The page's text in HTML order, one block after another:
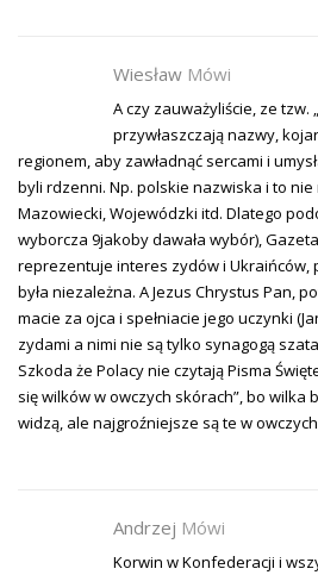
Wiesław Mówi
A czy zauważyliście, ze tzw.
przywłaszczają nazwy,
regionem, aby zawładnąć sercami i
byli rdzenni. Np. polskie nazwiska i to
Mazowiecki, Wojewódzki itd. Dlatego
wyborcza 9jakoby dawała wybór),
reprezentuje interes zydów i Ukraińców,
była niezależna. A Jezus Chrystus Pan,
macie za ojca i spełniacie jego uczynki
zydami a nimi nie są tylko synagogą
Szkoda że Polacy nie czytają Pisma
się wilków w owczych skórach”, bo
widzą, ale najgroźniejsze są te w
Andrzej Mówi
Korwin w Konfederacji i